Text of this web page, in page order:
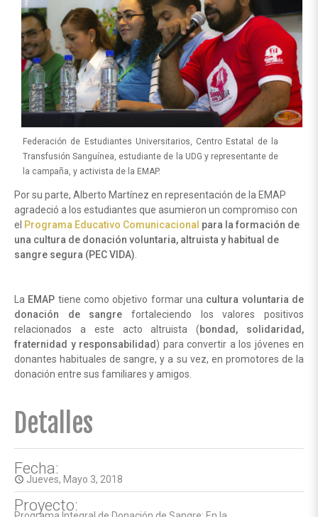
Federación de Estudiantes Universitarios, Centro Estatal de la
Transfusión Sanguínea, estudiante de la UDG y representante de
la campaña, y activista de la EMAP.
Por su parte, Alberto Martínez en representación de la EMAP
agradeció a los estudiantes que asumieron un compromiso con
el Programa Educativo Comunicacional para la formación de
una cultura de donación voluntaria, altruista y habitual de
sangre segura (PEC VIDA)
La EMAP tiene como objetivo formar una cultura voluntaria de
donación de sangre fortaleciendo los valores positivos
relacionados a este acto altruista (bondad,
solidaridad,
fraternidad y responsabilidad ) para convertir a los jóvenes en
donantes habituales de sangre, y a su vez, en promotores de la
donación entre sus familiares y amigos.
Detalles
Fecha:
access_time Jueves, Mayo 3, 2018
Proyecto: